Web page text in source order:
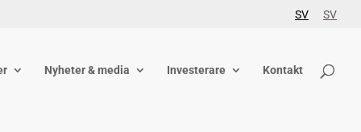
SV SV
Nyheter & media Investerare Kontakt